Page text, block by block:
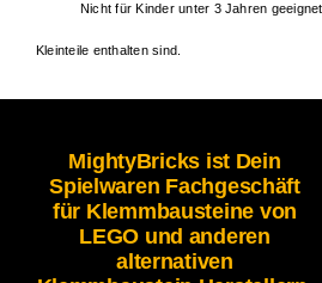
Nicht für Kinder unter 3 Jahren
Kleinteile enthalten sind.
MightyBricks ist Dein
Spielwaren Fachgeschäft
für Klemmbausteine von
LEGO und anderen
alternativen